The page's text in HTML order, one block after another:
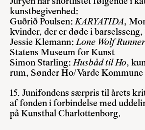
kunstbegivenhed:
Guðrið Poulsen:KARYATIDA,
kvinder, der er døde i
Jessie Klemann:Lone Wolf Runner
Statens Museum for Kunst
Simon Starling:Husbåd til Ho,
rum, Sønder Ho/Varde Kommune
15. Junifondens særpris til årets
af fonden i forbindelse med
på Kunsthal Charlottenborg.